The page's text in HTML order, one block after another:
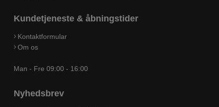
Kundetjeneste & åbningstider
Kontaktformular
Om os
Man - Fre 09:00 - 16:00
Nyhedsbrev